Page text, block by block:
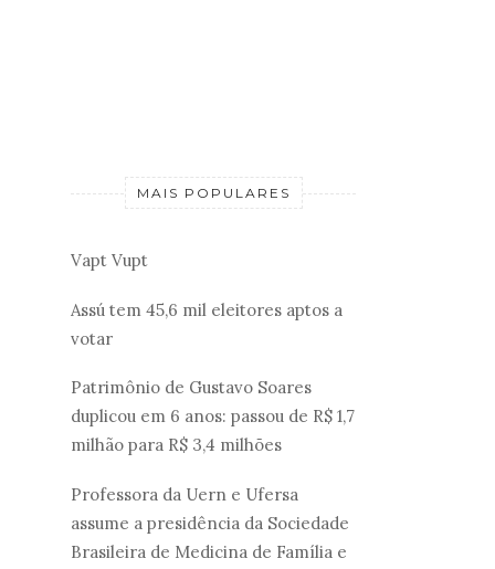
MAIS POPULARES
Vapt Vupt
Assú tem 45,6 mil eleitores aptos a
votar
Patrimônio de Gustavo Soares
duplicou em 6 anos: passou de R$ 1,7
milhão para R$ 3,4 milhões
Professora da Uern e Ufersa
assume a presidência da Sociedade
Brasileira de Medicina de Família e